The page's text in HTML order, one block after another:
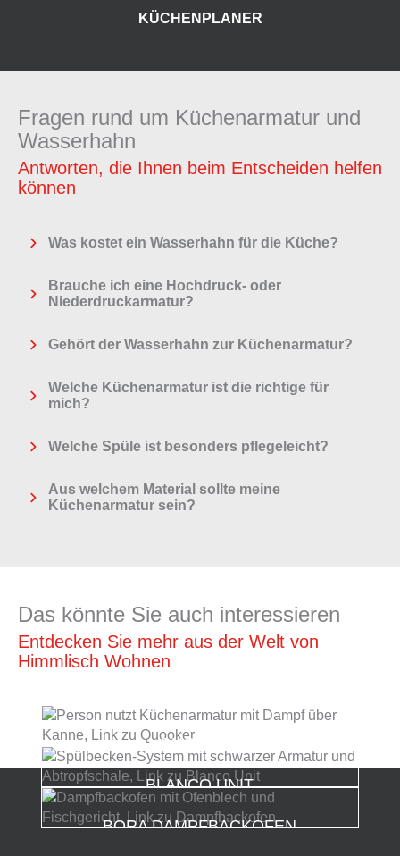
KÜCHENPLANER
Fragen rund um Küchenarmatur und
Wasserhahn
Antworten, die Ihnen beim Entscheiden helfen
können
Was kostet ein Wasserhahn für die Küche?
Brauche ich eine Hochdruck- oder
Niederdruckarmatur?
Gehört der Wasserhahn zur Küchenarmatur?
Welche Küchenarmatur ist die richtige für
mich?
Welche Spüle ist besonders pflegeleicht?
Aus welchem Material sollte meine
Küchenarmatur sein?
Das könnte Sie auch interessieren
Entdecken Sie mehr aus der Welt von
Himmlisch Wohnen
QUOOKER
BLANCO UNIT
BORA DAMPFBACKOFEN